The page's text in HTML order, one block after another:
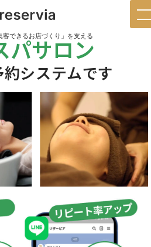
客できるお店づくり」を支える
パサロン
システムです